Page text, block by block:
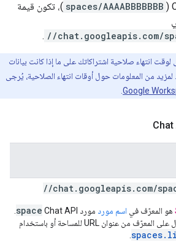
spaces/AAAABBBBBBB )، تكون قيمة
//chat.googleapis.com/
.
لوقت انتهاء صلاحية اشتراكاتك على ما إذا كانت بيانات
من المعلومات حول أوقات انتهاء الصلاحية، يُرجى
//chat.googleapis.com/
هو المعرّف في اسم مورد مورد Chat API space
يمكنك الحصول على المعرّف من عنوان URL للمساحة أو باستخدام